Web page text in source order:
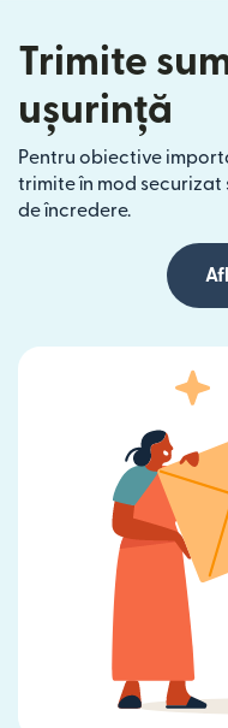
Trimite
ușurință
Pentru obiective
trimite în mod
de încredere.